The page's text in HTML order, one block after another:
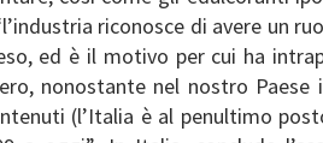
riconosce di avere un
ed è il motivo per cui ha
nonostante nel nostro
(l’Italia è al penultimo